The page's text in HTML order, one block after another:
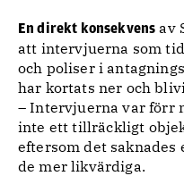
En direkt konsekvens av
att intervjuerna som
och poliser i
har kortats ner och
– Intervjuerna var förr
inte ett tillräckligt
eftersom det
de mer likvärdiga.